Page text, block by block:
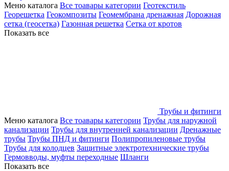
Меню каталога Все тоавары категории Геотекстиль
Георешетка Геокомпозиты Геомембрана дренажная Дорожная
сетка (геосетка) Газонная решетка Сетка от кротов
Показать все
Трубы и фитинги
Меню каталога Все тоавары категории Трубы для наружной
канализации Трубы для внутренней канализации Дренажные
трубы Трубы ПНД и фитинги Полипропиленовые трубы
Трубы для колодцев Защитные электротехнические трубы
Гермовводы, муфты переходные Шланги
Показать все